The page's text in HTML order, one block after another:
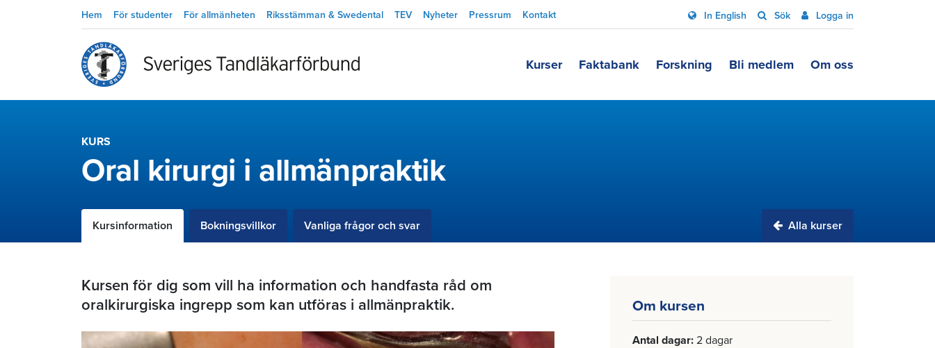
Hem För studenter För allmänheten Riksstämman & Swedental TEV Nyheter Pressrum Kontakt In English Sök Logga in
Kurser Faktabank Forskning Bli medlem Om oss
KURS
Oral kirurgi i allmänpraktik
Kursinformation Bokningsvillkor Vanliga frågor och svar Alla kurser
Om kursen
Antal dagar 2 dagar
Kursen för dig som vill ha information och handfasta råd om
oralkirurgiska ingrepp som kan utföras i allmänpraktik.